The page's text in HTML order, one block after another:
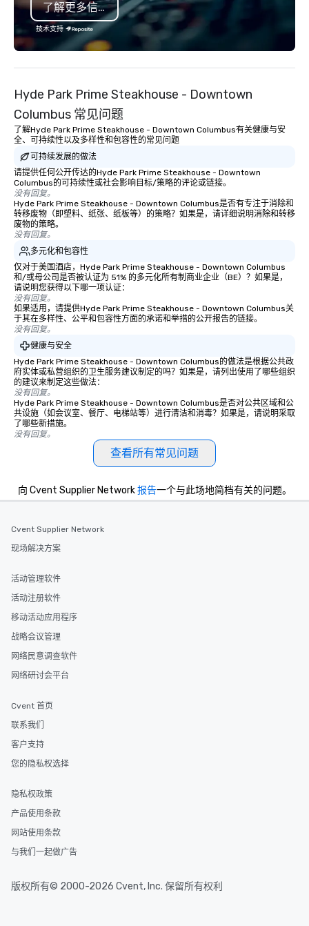
also a certified WOSB.
了解更多信息
技术支持
Hyde Park Prime Steakhouse - Downtown
Columbus 常见问题
了解Hyde Park Prime Steakhouse - Downtown Columbus有关健康与安
全、可持续性以及多样性和包容性的常见问题
可持续发展的做法
请提供任何公开传达的Hyde Park Prime Steakhouse - Downtown
Columbus的可持续性或社会影响目标/策略的评论或链接。
没有回复。
Hyde Park Prime Steakhouse - Downtown Columbus是否有专注于消除和
转移废物（即塑料、纸张、纸板等）的策略？如果是，请详细说明消除和转移
废物的策略。
没有回复。
多元化和包容性
仅对于美国酒店，Hyde Park Prime Steakhouse - Downtown Columbus
和/或母公司是否被认证为 51% 的多元化所有制商业企业（BE）？如果是，
请说明您获得以下哪一项认证：
没有回复。
如果适用，请提供Hyde Park Prime Steakhouse - Downtown Columbus关
于其在多样性、公平和包容性方面的承诺和举措的公开报告的链接。
没有回复。
健康与安全
Hyde Park Prime Steakhouse - Downtown Columbus的做法是根据公共政
府实体或私营组织的卫生服务建议制定的吗？如果是，请列出使用了哪些组织
的建议来制定这些做法：
没有回复。
Hyde Park Prime Steakhouse - Downtown Columbus是否对公共区域和公
共设施（如会议室、餐厅、电梯站等）进行清洁和消毒？如果是，请说明采取
了哪些新措施。
没有回复。
查看所有常见问题
向 Cvent Supplier Network报告一个与此场地简档有关的问题。
Cvent Supplier Network
现场解决方案
活动管理软件
活动注册软件
移动活动应用程序
战略会议管理
网络民意调查软件
网络研讨会平台
Cvent 首页
联系我们
客户支持
您的隐私权选择
隐私权政策
产品使用条款
网站使用条款
与我们一起做广告
版权所有© 2000-2026 Cvent, Inc. 保留所有权利